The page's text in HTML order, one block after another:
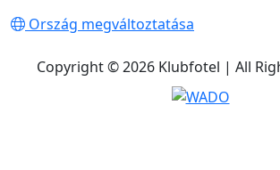
Ország megváltoztatása
Copyright © 2026 Klubfotel | All